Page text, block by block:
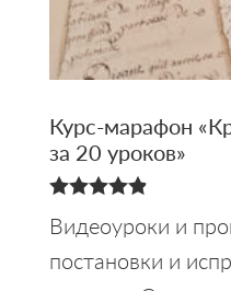
Курс-марафон
за 20 уроков»
из 5
Видеоуроки и
постановки и